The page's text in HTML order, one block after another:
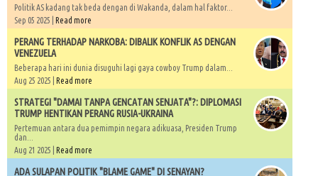
Politik AS kadang tak beda dengan di Wakanda, dalam hal faktor...
Sep 05 2025 | Read more
PERANG TERHADAP NARKOBA: DIBALIK KONFLIK AS DENGAN
VENEZUELA
Beberapa hari ini dunia disuguhi lagi gaya cowboy Trump dalam...
Aug 25 2025 | Read more
STRATEGI "DAMAI TANPA GENCATAN SENJATA"?: DIPLOMASI
TRUMP HENTIKAN PERANG RUSIA-UKRAINA
Pertemuan antara dua pemimpin negara adikuasa, Presiden Trump
dan...
Aug 21 2025 | Read more
ADA SULAPAN POLITIK "BLAME GAME" DI SENAYAN?